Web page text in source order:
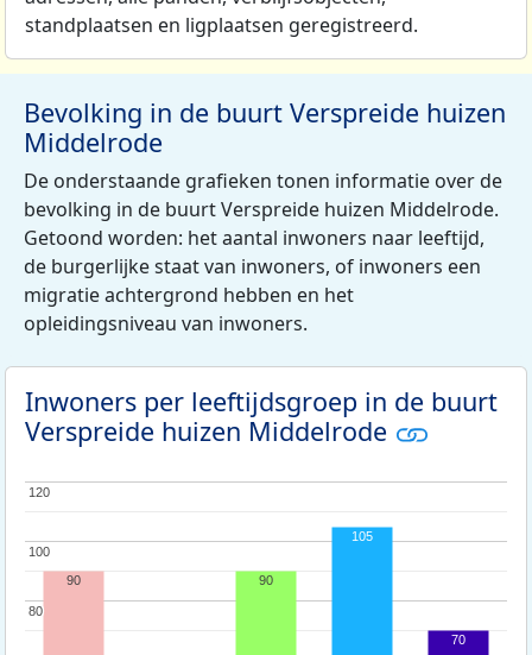
standplaatsen en ligplaatsen geregistreerd.
Bevolking in de buurt Verspreide huizen
Middelrode
De onderstaande grafieken tonen informatie over de
bevolking in de buurt Verspreide huizen Middelrode.
Getoond worden: het aantal inwoners naar leeftijd,
de burgerlijke staat van inwoners, of inwoners een
migratie achtergrond hebben en het
opleidingsniveau van inwoners.
Inwoners per leeftijdsgroep in de buurt
Verspreide huizen Middelrode
80
80
100
100
120
120
90 90
105
70